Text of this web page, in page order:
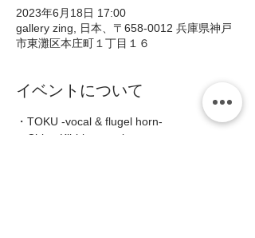
2023年6月18日 17:00
gallery zing, 日本、〒658-0012 兵庫県神戸
市東灘区本庄町１丁目１６
イベントについて
・TOKU -vocal & flugel horn-
・Chloe Kibble -vocal-